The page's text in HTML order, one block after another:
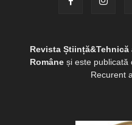
Revista
Româneși este publicată
Recurent